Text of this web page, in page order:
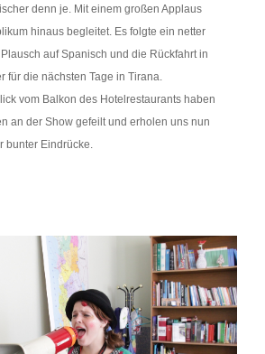
denn je. Mit einem großen Applaus
hinaus begleitet. Es folgte ein netter
auf Spanisch und die Rückfahrt in
für die nächsten Tage in Tirana.
vom Balkon des Hotelrestaurants haben
an der Show gefeilt und erholen uns nun
bunter Eindrücke.